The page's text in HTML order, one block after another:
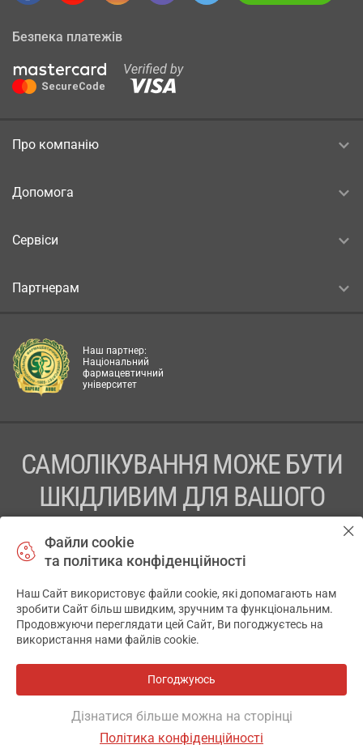
Безпека платежів
Про компанію
Допомога
Сервіси
Партнерам
Наш партнер:
Національний
фармацевтичний
університет
САМОЛІКУВАННЯ МОЖЕ БУТИ
ШКІДЛИВИМ ДЛЯ ВАШОГО
ПЕРЕД ЗАСТОСУВАННЯМ ПРЕПАРАТУ ПРОКОНСУЛЬТУЙТЕСЬ
ТОВ «АПТЕКА 911.ЮА» Код ЄДРПОУ 43631965.
Відмова від відповідальності
© 2014-2026. Медична інформаційна система АПТЕКА911.ЮА
Файли cookie
та політика конфіденційності
Наш Сайт використовує файли cookie, які допомагають нам
зробити Сайт більш швидким, зручним та функціональним.
Продовжуючи переглядати цей Сайт, Ви погоджуєтесь на
використання нами файлів cookie.
Погоджуюсь
Дізнатися більше можна на сторінці
Політика конфіденційності
✕